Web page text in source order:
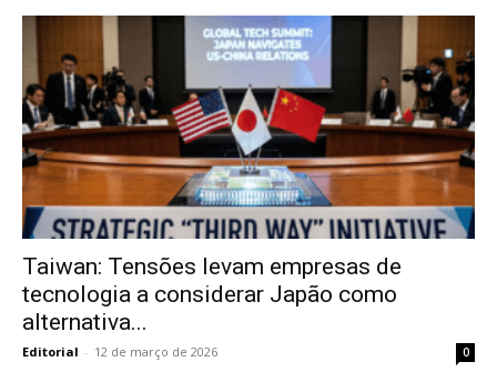
Taiwan: Tensões levam empresas de
tecnologia a considerar Japão como
alternativa...
Editorial - 12 de março de 2026 0